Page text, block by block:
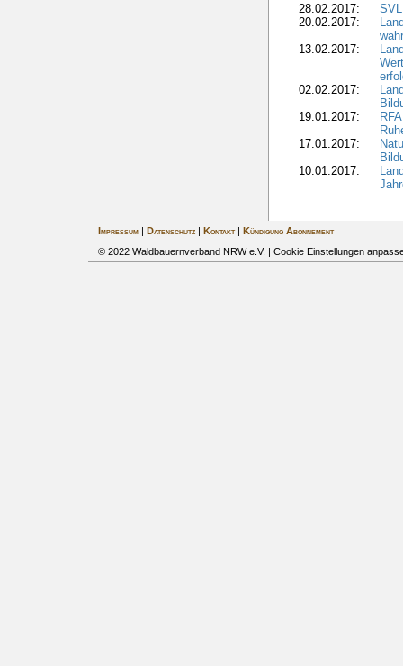
28.02.2017:
20.02.2017:
13.02.2017:
02.02.2017:
19.01.2017:
17.01.2017:
10.01.2017:
Impressum| Datenschutz| Kontakt|
Kündigung Abonnement
© 2022 Waldbauernverband NRW e.V. | Cookie Einstellungen